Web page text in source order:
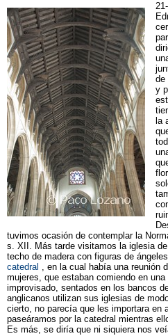
de
y
la
tuvimos ocasión de contemplar la
s. XII. Más tarde visitamos la iglesia
techo de madera con figuras de
catedral , en la cual había una reunión
mujeres, que estaban comiendo en
improvisado, sentados en los bancos
anglicanos utilizan sus iglesias de
cierto, no parecía que les importara en
paseáramos por la catedral mientras
Es más, se diría que ni siquiera nos